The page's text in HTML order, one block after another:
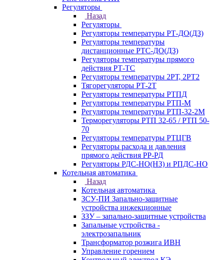
Регуляторы
Назад
Регуляторы
Регуляторы температуры РТ-ДО(ДЗ)
Регуляторы температуры
дистанционные РТС-ДО(ДЗ)
Регуляторы температуры прямого
действия РТ-ТС
Регуляторы температуры 2РТ, 2РT2
Тягорегуляторы РТ-2Т
Регуляторы температуры РТПД
Регуляторы температуры РТП-M
Регуляторы температуры РТП-32-2М
Терморегуляторы РТП 32-65 / РТП 50-
70
Регуляторы температуры РТЦГВ
Регуляторы расхода и давления
прямого действия РР-РД
Регуляторы РДС-НО(НЗ) и РПДС-НО
Котельная автоматика
Назад
Котельная автоматика
ЗСУ-ПИ Запально-защитные
устройства инжекционные
ЗЗУ – запально-защитные устройства
Запальные устройства -
электрозапальник
Трансформатор розжига ИВН
Управление горением